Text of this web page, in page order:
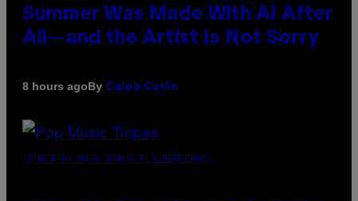
Summer Was Made With AI After
All—and the Artist Is Not Sorry
8 hours agoBy Caleb Catlin
(PHOTO BY MARC BROUSSELY/REDFERNS)